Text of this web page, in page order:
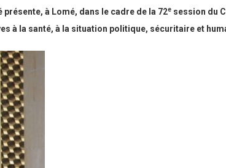
à Lomé, dans le cadre de la 72e session du
à la santé, à la situation politique, sécuritaire et